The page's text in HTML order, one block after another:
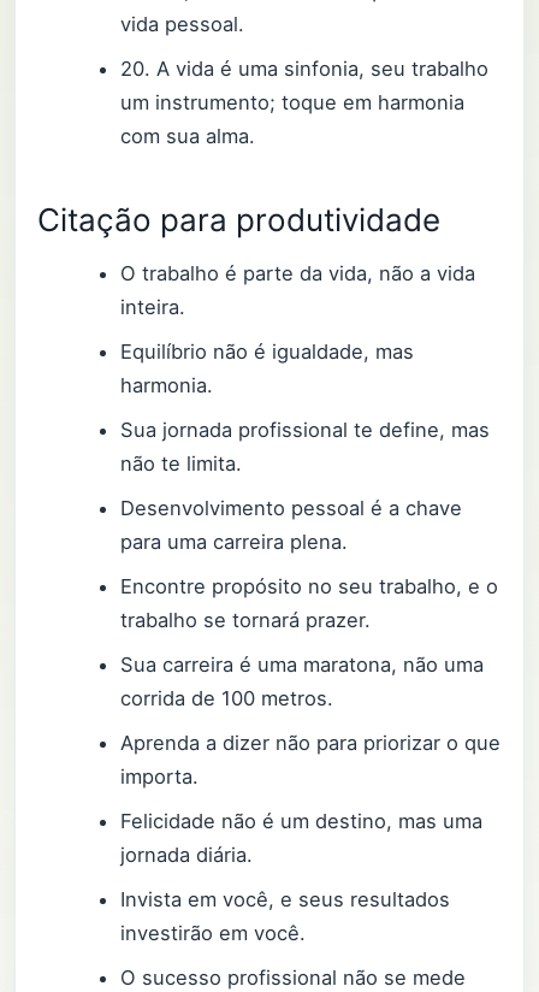
vida pessoal.
20. A vida é uma sinfonia, seu trabalho
um instrumento; toque em harmonia
com sua alma.
Citação para produtividade
O trabalho é parte da vida, não a vida
inteira.
Equilíbrio não é igualdade, mas
harmonia.
Sua jornada profissional te define, mas
não te limita.
Desenvolvimento pessoal é a chave
para uma carreira plena.
Encontre propósito no seu trabalho, e o
trabalho se tornará prazer.
Sua carreira é uma maratona, não uma
corrida de 100 metros.
Aprenda a dizer não para priorizar o que
importa.
Felicidade não é um destino, mas uma
jornada diária.
Invista em você, e seus resultados
investirão em você.
O sucesso profissional não se mede